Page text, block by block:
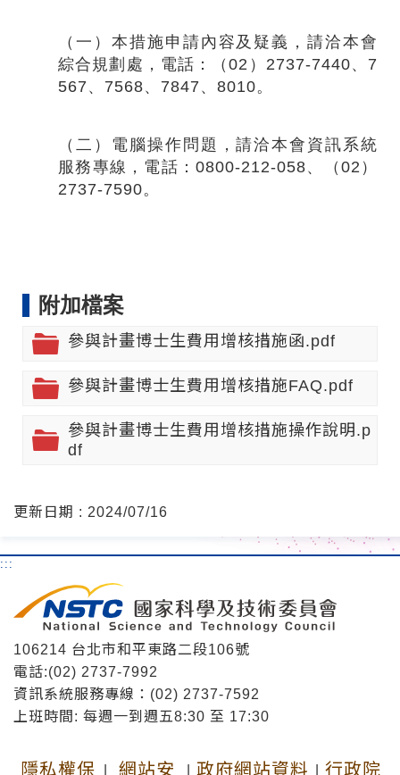
（ 一 ） 本措施申請內容及疑義，請洽本會
綜合規劃處，電話：
（02 ） 2737-7440、7
567、7568、7847、8010。
（ 二 ） 電腦操作問題，請洽本會資訊系統
服務專線，電話：0800-212-058、
（02 ）
2737-7590。
附加檔案
參與計畫博士生費用增核措施函.pdf
參與計畫博士生費用增核措施FAQ.pdf
參與計畫博士生費用增核措施操作說明.p
df
更新日期 : 2024/07/16
:::
106214 台北市和平東路二段106號
電話:(02) 2737-7992
資訊系統服務專線：(02) 2737-7592
上班時間: 每週一到週五8:30 至 17:30
隱私權保 網站安 政府網站資料 行政院